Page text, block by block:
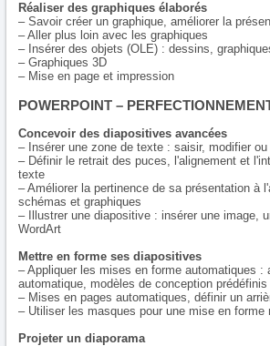
Réaliser des graphiques élaborés
– Savoir créer un graphique, améliorer la
– Aller plus loin avec les graphiques
– Insérer des objets (OLE) : dessins,
– Graphiques 3D
– Mise en page et impression
POWERPOINT –
Concevoir des diapositives avancées
– Insérer une zone de texte : saisir, modifier
– Définir le retrait des puces, l'alignement et
texte
– Améliorer la pertinence de sa présentation à
schémas et graphiques
– Illustrer une diapositive : insérer une image,
WordArt
Mettre en forme ses diapositives
– Appliquer les mises en forme automatiques :
automatique, modèles de conception prédéfinis
– Mises en pages automatiques, définir un
– Utiliser les masques pour une mise en forme
Projeter un diaporama